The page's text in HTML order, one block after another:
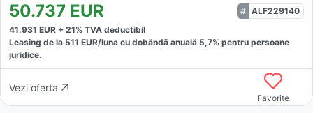
50.737 EUR
ALF229140
41.931 EUR + 21% TVA deductibil
Leasing de la 511 EUR/luna cu dobăndă anuală 5,7% pentru persoane
juridice.
Vezi oferta
Favorite